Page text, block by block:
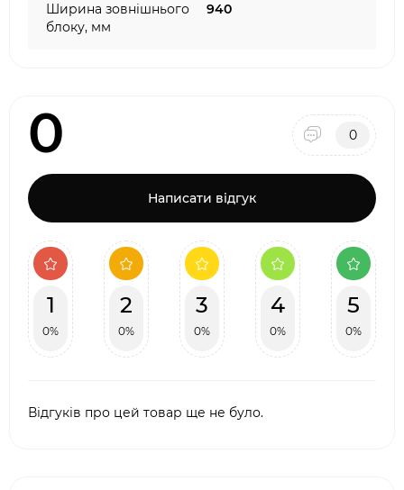
Ширина зовнішнього
блоку, мм
940
0 0
Написати відгук
1
0%
2
0%
3
0%
4
0%
5
0%
Відгуків про цей товар ще не було.